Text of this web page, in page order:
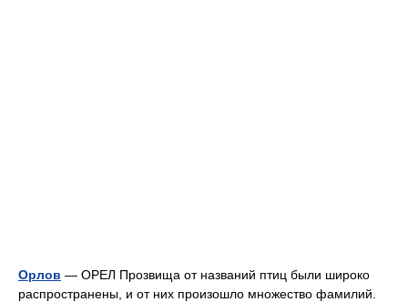
Орлов — ОРЕЛ Прозвища от названий птиц были широко
распространены, и от них произошло множество фамилий.